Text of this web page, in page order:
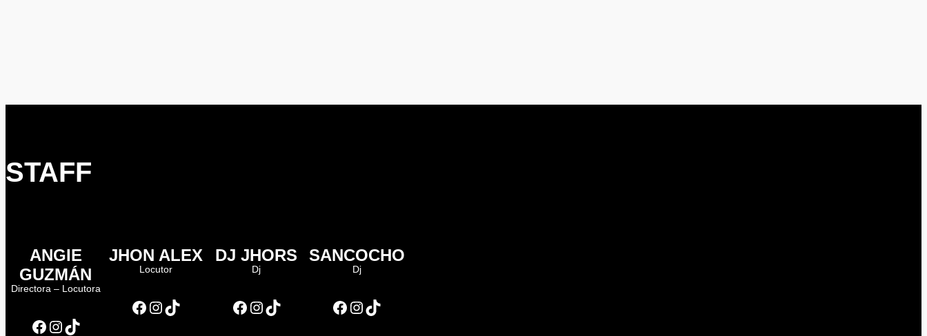
STAFF
ANGIE
GUZMÁN
Directora – Locutora
Facebook Instagram TikTok
JHON ALEX
Locutor
Facebook Instagram TikTok
DJ JHORS
Dj
Facebook Instagram TikTok
SANCOCHO
Dj
Facebook Instagram TikTok